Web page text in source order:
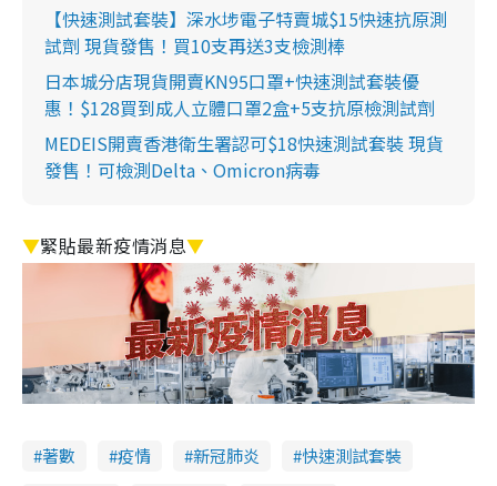
【快速測試套裝】深水埗電子特賣城$15快速抗原測
試劑 現貨發售！買10支再送3支檢測棒
日本城分店現貨開賣KN95口罩+快速測試套裝優
惠！$128買到成人立體口罩2盒+5支抗原檢測試劑
MEDEIS開賣香港衛生署認可$18快速測試套裝 現貨
發售！可檢測Delta、Omicron病毒
▼緊貼最新疫情消息▼
著數 疫情 新冠肺炎
快速測試套裝